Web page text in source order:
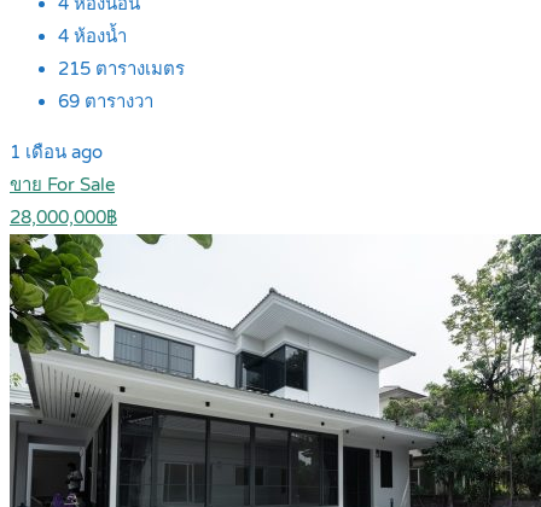
4 ห้องน้ำ
215 ตารางเมตร
69 ตารางวา
1 เดือน ago
ขาย For Sale
28,000,000฿